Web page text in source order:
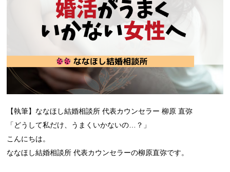
【執筆】ななほし結婚相談所 代表カウンセラー 柳原 直弥
「どうして私だけ、うまくいかないの…？」
こんにちは。
ななほし結婚相談所 代表カウンセラーの柳原直弥です。